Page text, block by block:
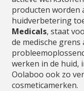
producten worden
huidverbetering
Medicals, staat
de medische
werken in de huid,
Oolaboo ook zo
cosmeticamerken.